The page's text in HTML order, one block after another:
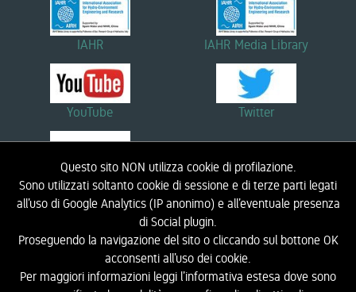
Questo sito NON utilizza cookie di profilazione.
Sono utilizzati soltanto cookie di sessione e di terze parti legati
all’uso di Google Analytics (IP anonimo) e all’eventuale presenza
di Social plugin.
Proseguendo la navigazione del sito o cliccando sul bottone OK
acconsenti all’uso dei cookie.
Per maggiori informazioni leggi l’informativa estesa dove sono
IAHR IAHR Media Library
YouTube Twitter
Linkedin
HOME BIOGRAFIA RICERCA DIDATTICA NOTIZIE ED EVENTI
LINK
LIC - LABORATORIO DI INGEGNERIA COSTIERA INFORMATIVA PRIVACY